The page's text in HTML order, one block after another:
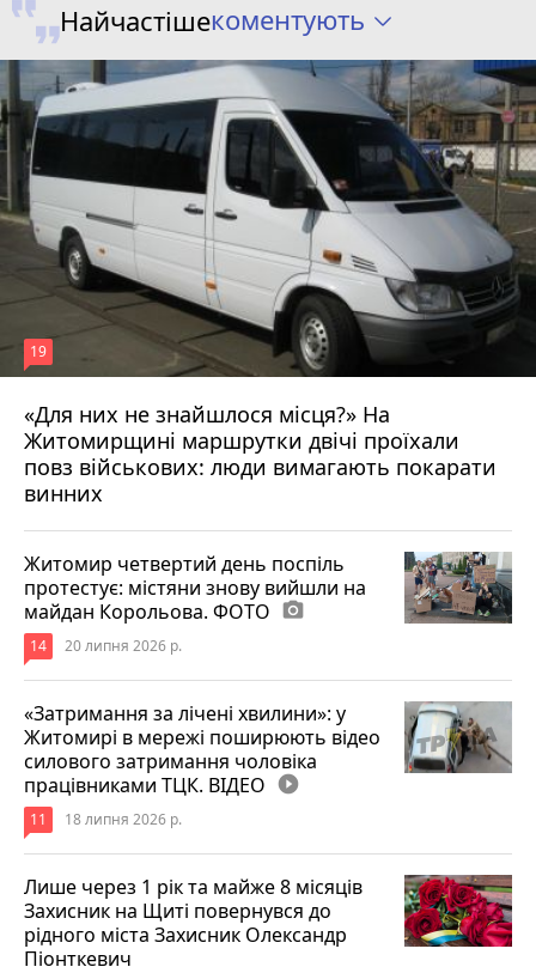
Найчастішекоментують
«Для них не знайшлося місця?» На
Житомирщині маршрутки двічі проїхали
повз військових: люди вимагають покарати
винних
19
17 липня 2026 р.
Житомир четвертий день поспіль
протестує: містяни знову вийшли на
майдан Корольова. ФОТО photo_camera
14 20 липня 2026 р.
«Затримання за лічені хвилини»: у
Житомирі в мережі поширюють відео
силового затримання чоловіка
працівниками ТЦК. ВІДЕО play_circle_filled
11 18 липня 2026 р.
Лише через 1 рік та майже 8 місяців
Захисник на Щиті повернувся до
рідного міста Захисник Олександр
Піонткевич